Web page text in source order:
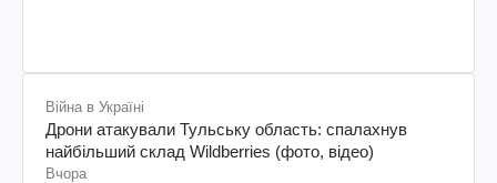
Війна в Україні
Дрони атакували Тульську область: спалахнув
найбільший склад Wildberries (фото, відео)
Вчора